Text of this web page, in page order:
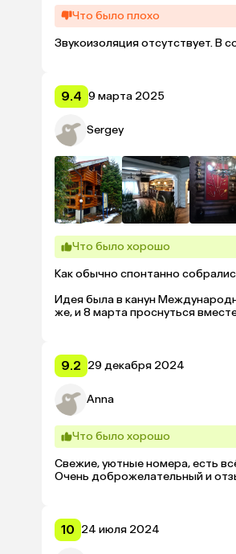
Что было плохо
Звукоизоляция отсутствует. В
9.4 9 марта 2025
Sergey
Что было хорошо
Как обычно спонтанно
Идея была в канун
же, и 8 марта проснуться
Пятница вечер 7 марта мне
Так и получилось...
Первый звонок, второй.., за ним
С сарказмом и иронией мне по
А там где места имелись,
Маанселька! ☝️
Звонок, приятный женский
9.2 29 декабря 2024
Anna
Что было хорошо
Свежие, уютные номера, есть
Очень доброжелательный и
10 24 июля 2024